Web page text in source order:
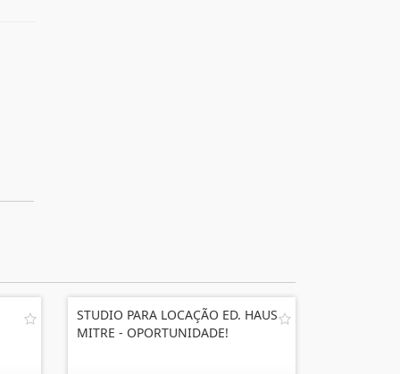
STUDIO PARA LOCAÇÃO ED. HAUS
MITRE - OPORTUNIDADE!